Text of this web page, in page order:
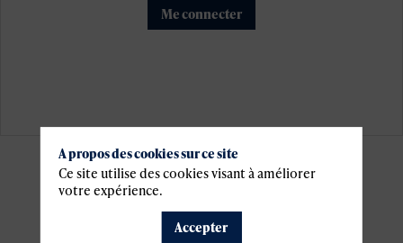
Me connecter
Informations
pratiques
A propos des cookies sur ce site
Ce site utilise des cookies visant à améliorer
votre expérience.
Accepter